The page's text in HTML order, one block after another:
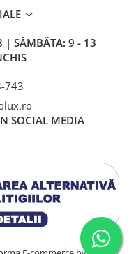
| SÂMBĂTA: 9 - 13
743
SOCIAL MEDIA